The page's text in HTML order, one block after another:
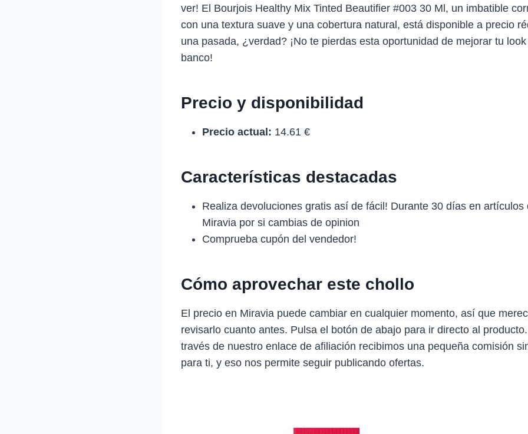
ver! El Bourjois Healthy Mix Tinted Beautifier #003 30 Ml, un imbatible
con una textura suave y una cobertura natural, está disponible a precio
una pasada, ¿verdad? ¡No te pierdas esta oportunidad de mejorar tu look
banco!
Precio y disponibilidad
Precio actual: 14.61 €
Características destacadas
Realiza devoluciones gratis así de fácil! Durante 30 días en artículos
Miravia por si cambias de opinion
Comprueba cupón del vendedor!
Cómo aprovechar este chollo
El precio en Miravia puede cambiar en cualquier momento, así que
revisarlo cuanto antes. Pulsa el botón de abajo para ir directo al
través de nuestro enlace de afiliación recibimos una pequeña comisión
para ti, y eso nos permite seguir publicando ofertas.